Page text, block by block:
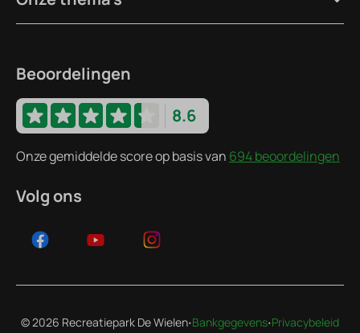
Beoordelingen
8.6
Onze gemiddelde score op basis van 694 beoordelingen
Volg ons
© 2026 Recreatiepark De Wielen·Bankgegevens·Privacybeleid